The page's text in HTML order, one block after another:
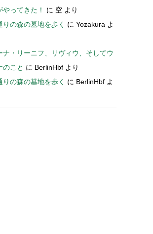
やってきた！
に 空 より
りの森の墓地を歩く
に Yozakura よ
ナ・リーニフ、リヴィウ、そしてウ
のこと に BerlinHbf より
りの森の墓地を歩く
に BerlinHbf よ